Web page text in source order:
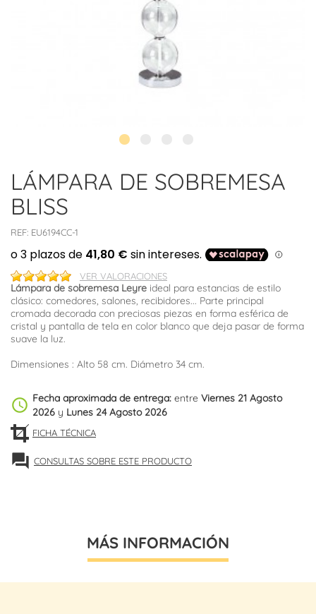
LÁMPARA DE SOBREMESA
BLISS
REF: EU6194CC-1
VER VALORACIONES
Lámpara de sobremesa Leyre ideal para estancias de estilo
clásico: comedores, salones, recibidores... Parte principal
cromada decorada con preciosas piezas en forma esférica de
cristal y pantalla de tela en color blanco que deja pasar de forma
suave la luz.
Dimensiones : Alto 58 cm. Diámetro 34 cm.
schedule Fecha aproximada de entrega: entre Viernes 21 Agosto
2026 y Lunes 24 Agosto 2026
FICHA TÉCNICA
forum CONSULTAS SOBRE ESTE PRODUCTO
MÁS INFORMACIÓN